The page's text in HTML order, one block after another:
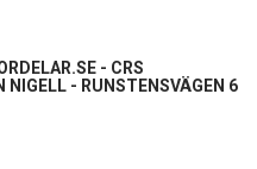
- CRS
NIGELL - RUNSTENSVÄGEN 6